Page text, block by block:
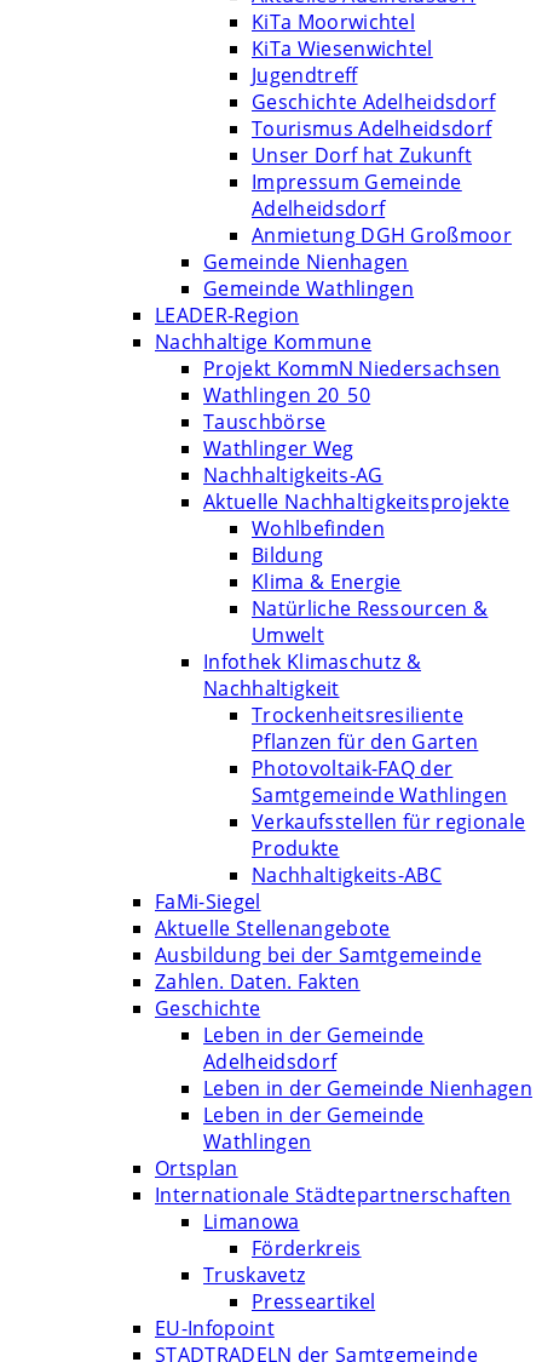
KiTa Moorwichtel
KiTa Wiesenwichtel
Jugendtreff
Geschichte Adelheidsdorf
Tourismus Adelheidsdorf
Unser Dorf hat Zukunft
Impressum Gemeinde
Adelheidsdorf
Anmietung DGH Großmoor
Gemeinde Nienhagen
Gemeinde Wathlingen
LEADER-Region
Nachhaltige Kommune
Projekt KommN Niedersachsen
Wathlingen 20_50
Tauschbörse
Wathlinger Weg
Nachhaltigkeits-AG
Aktuelle Nachhaltigkeitsprojekte
Wohlbefinden
Bildung
Klima & Energie
Natürliche Ressourcen &
Umwelt
Infothek Klimaschutz &
Nachhaltigkeit
Trockenheitsresiliente
Pflanzen für den Garten
Photovoltaik-FAQ der
Samtgemeinde Wathlingen
Verkaufsstellen für regionale
Produkte
Nachhaltigkeits-ABC
FaMi-Siegel
Aktuelle Stellenangebote
Ausbildung bei der Samtgemeinde
Zahlen. Daten. Fakten
Geschichte
Leben in der Gemeinde
Adelheidsdorf
Leben in der Gemeinde Nienhagen
Leben in der Gemeinde
Wathlingen
Ortsplan
Internationale Städtepartnerschaften
Limanowa
Förderkreis
Truskavetz
Presseartikel
EU-Infopoint
STADTRADELN der Samtgemeinde